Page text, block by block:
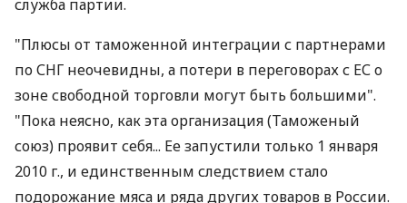
служба партии.
"Плюсы от таможенной интеграции с партнерами
по СНГ неочевидны, а потери в переговорах с ЕС о
зоне свободной торговли могут быть большими".
"Пока неясно, как эта организация (Таможеный
союз) проявит себя... Ее запустили только 1 января
2010 г., и единственным следствием стало
подорожание мяса и ряда других товаров в России.